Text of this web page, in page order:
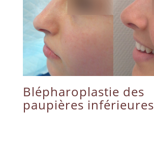
Blépharoplastie des
paupières inférieures